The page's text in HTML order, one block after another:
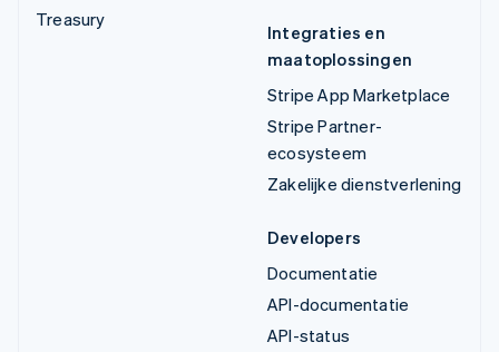
Treasury
Integraties en
maatoplossingen
Stripe App Marketplace
Stripe Partner-
ecosysteem
Zakelijke dienstverlening
Developers
Documentatie
API-documentatie
API-status